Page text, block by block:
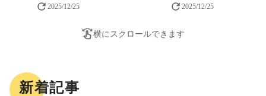
2025/12/25 2025/12/25
横にスクロールできます
新着記事